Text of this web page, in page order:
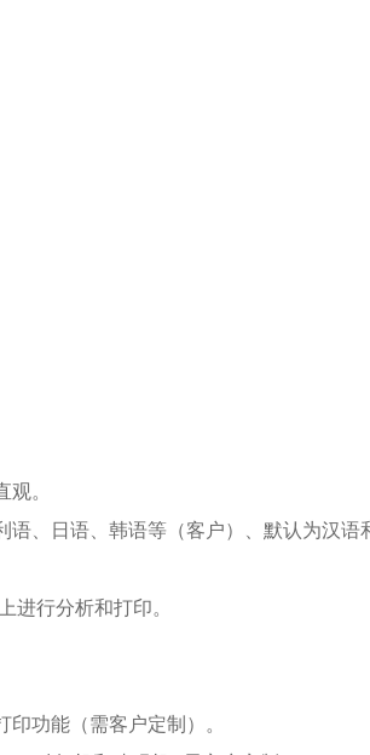
。
、日语、韩语等（客户）、默认为汉语
进行分析和打印。
功能（需客户定制）。